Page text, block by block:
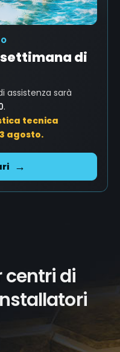
di
assistenza sarà
.
tecnica
agosto.
centri di